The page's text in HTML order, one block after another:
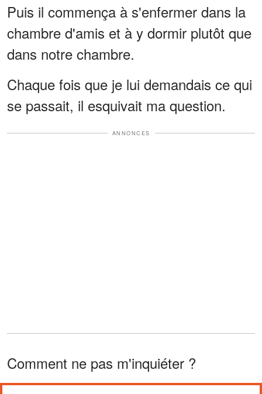
Puis il commença à s'enfermer dans la
chambre d'amis et à y dormir plutôt que
dans notre chambre.
Chaque fois que je lui demandais ce qui
se passait, il esquivait ma question.
ANNONCES
Comment ne pas m'inquiéter ?